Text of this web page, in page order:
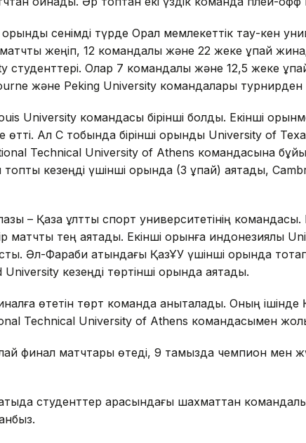
сенімді түрде Орал мемлекеттік тау-кен
жеңіп, 12 командалық және 22 жеке ұпай
студенттері. Олар 7 командалық және 12,5 жеке
және Peking University командалары турнирден
University командасы бірінші болды. Екінші
өтті. Ал С тобында бірінші орынды University of
Technical University of Athens командасына
кезеңді үшінші орында (3 ұпай) аяқтады,
– Қазақ ұлттық спорт университетінің командасы.
матчты тең аяқтады. Екінші орынға индонезиялық
Әл-Фараби атындағы ҚазҰУ үшінші орында
University кезеңді төртінші орында аяқтады.
өтетін төрт команда анықталады. Оның ішінде
Technical University of Athens командасымен
финал матчтары өтеді, 9 тамызда чемпион мен
студенттер арасындағы шахматтан